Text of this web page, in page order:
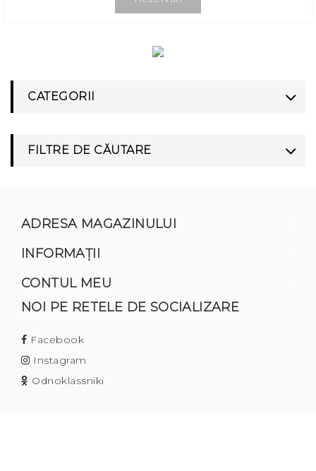
CATEGORII
FILTRE DE CĂUTARE
ADRESA MAGAZINULUI
INFORMAŢII
CONTUL MEU
NOI PE RETELE DE SOCIALIZARE
Facebook
Instagram
Odnoklassniki